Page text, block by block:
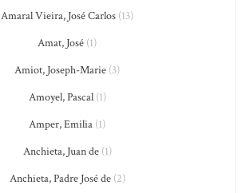
Amaral Vieira, José Carlos (13)
Amat, José (1)
Amiot, Joseph-Marie (3)
Amoyel, Pascal(1)
Amper, Emilia (1)
Anchieta, Juan de(1)
Anchieta, Padre José de(2)